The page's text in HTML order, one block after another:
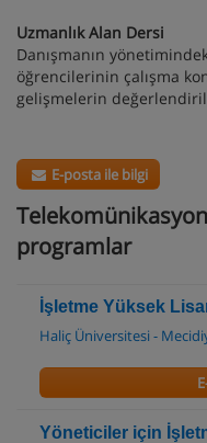
Uzmanlık Alan Dersi
Danışmanın
öğrencilerinin çalışma
gelişmelerin
E-posta ile bilgi
programlar
İşletme Yüksek
Haliç Üniversitesi -
Yöneticiler için